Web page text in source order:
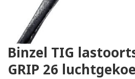
Binzel TIG
GRIP 26